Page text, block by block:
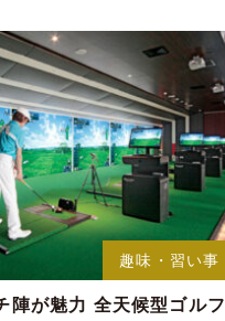
趣味・習い事
陣が魅力 全天候型ゴルフ